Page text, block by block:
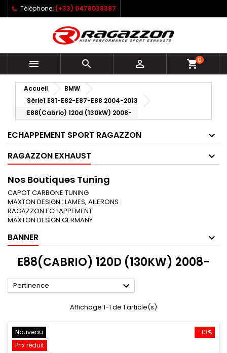
Téléphone: (+33) 0478038387
   shopping_cart0
Accueil
BMW
Série1 E81-E82-E87-E88 2004-2013
E88(Cabrio) 120d (130kW) 2008-
ECHAPPEMENT SPORT RAGAZZON
RAGAZZON EXHAUST
Nos Boutiques Tuning
CAPOT CARBONE TUNING
MAXTON DESIGN : LAMES, AILERONS
RAGAZZON ECHAPPEMENT
MAXTON DESIGN GERMANY
BANNER
E88(CABRIO) 120D (130KW) 2008-
Pertinence 
Affichage 1-1 de 1 article(s)
-10%
Nouveau
Prix réduit